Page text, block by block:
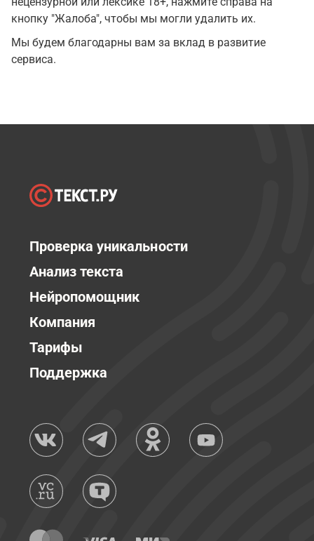
кнопку "Жалоба", чтобы мы могли удалить их.
Мы будем благодарны вам за вклад в развитие
сервиса.
Проверка уникальности
Анализ текста
Нейропомощник
Компания
Тарифы
Поддержка